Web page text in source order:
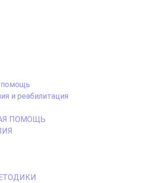
помощь
и реабилитация
ПОМОЩЬ